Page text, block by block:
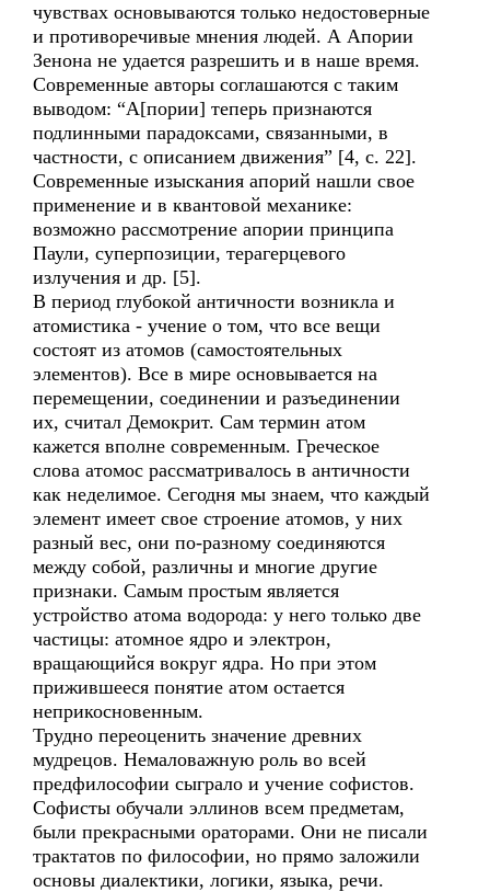
чувствах основываются только недостоверные
и противоречивые мнения людей. А Апории
Зенона не удается разрешить и в наше время.
Современные авторы соглашаются с таким
выводом: “А[пории] теперь признаются
подлинными парадоксами, связанными, в
частности, с описанием движения” [4, с. 22].
Современные изыскания апорий нашли свое
применение и в квантовой механике:
возможно рассмотрение апории принципа
Паули, суперпозиции, терагерцевого
излучения и др. [5].
В период глубокой античности возникла и
атомистика - учение о том, что все вещи
состоят из атомов (самостоятельных
элементов). Все в мире основывается на
перемещении, соединении и разъединении
их, считал Демокрит. Сам термин атом
кажется вполне современным. Греческое
слова атомос рассматривалось в античности
как неделимое. Сегодня мы знаем, что каждый
элемент имеет свое строение атомов, у них
разный вес, они по-разному соединяются
между собой, различны и многие другие
признаки. Самым простым является
устройство атома водорода: у него только две
частицы: атомное ядро и электрон,
вращающийся вокруг ядра. Но при этом
прижившееся понятие атом остается
неприкосновенным.
Трудно переоценить значение древних
мудрецов. Немаловажную роль во всей
предфилософии сыграло и учение софистов.
Софисты обучали эллинов всем предметам,
были прекрасными ораторами. Они не писали
трактатов по философии, но прямо заложили
основы диалектики, логики, языка, речи.